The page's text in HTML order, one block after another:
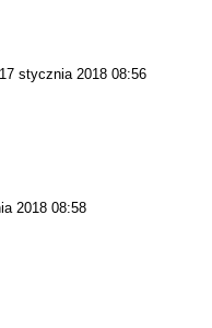
17 stycznia 2018 08:56
2018 08:58